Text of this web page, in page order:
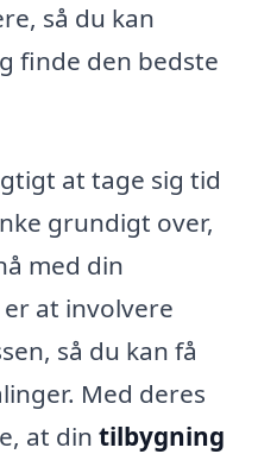
så du kan
finde den bedste
at tage sig tid
grundigt over,
med din
at involvere
så du kan få
Med deres
at din tilbygning